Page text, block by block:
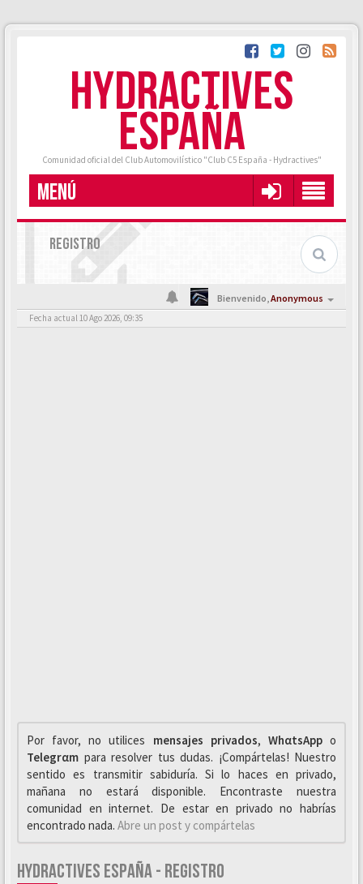
HYDRACTIVES
ESPAÑA
Comunidad oficial del Club Automovilístico "Club C5 España - Hydractives"
MENÚ
REGISTRO
Bienvenido,Anonymous
Fecha actual 10 Ago 2026, 09:35
Por favor, no utilices mensajes privados, WhαtsAppo
Telegrαm para resolver tus dudas. ¡Compártelas! Nuestro
sentido es transmitir sabiduría. Si lo haces en privado,
mañana no estará disponible. Encontraste nuestra
comunidad en internet. De estar en privado no habrías
encontrado nada. Abre un post y compártelas
HYDRACTIVES ESPAÑA - REGISTRO